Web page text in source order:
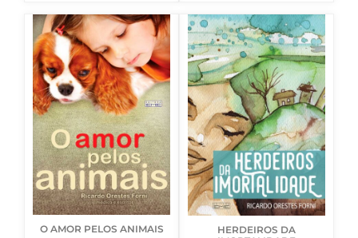
O AMOR PELOS ANIMAIS
HERDEIROS DA